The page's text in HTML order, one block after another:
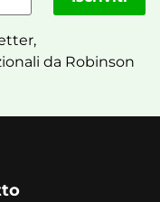
da Robinson